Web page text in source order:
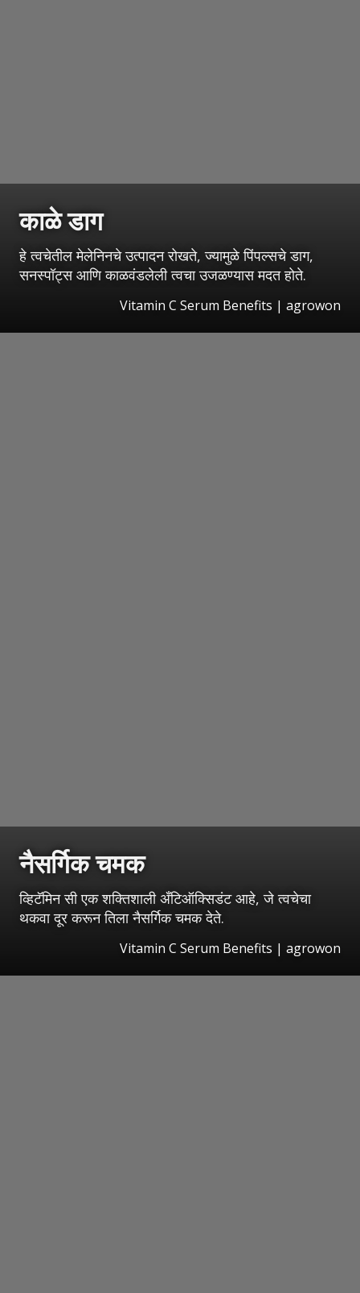
काळे डाग
हे त्वचेतील मेलेनिनचे उत्पादन रोखते, ज्यामुळे पिंपल्सचे डाग,
सनस्पॉट्स आणि काळवंडलेली त्वचा उजळण्यास मदत होते.
Vitamin C Serum Benefits | agrowon
नैसर्गिक चमक
व्हिटॅमिन सी एक शक्तिशाली अँटिऑक्सिडंट आहे, जे त्वचेचा
थकवा दूर करून तिला नैसर्गिक चमक देते.
Vitamin C Serum Benefits | agrowon